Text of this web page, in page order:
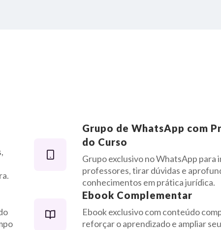
Grupo de WhatsApp com
do Curso
Grupo exclusivo no WhatsApp para
professores, tirar dúvidas e
conhecimentos em prática jurídica.
Ebook Complementar
Ebook exclusivo com conteúdo
reforçar o aprendizado e ampliar